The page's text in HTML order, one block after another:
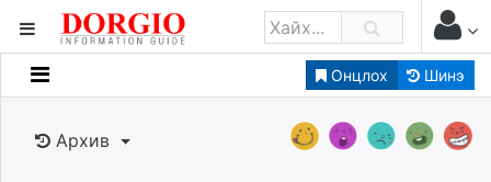
Онцлох Шинэ
Мэдээллийн
Банк санхүү
Архив